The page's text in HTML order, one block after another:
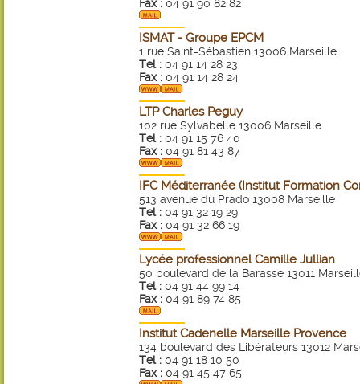
Fax : 04 91 90 82 82
ISMAT - Groupe EPCM
1 rue Saint-Sébastien 13006 Marseille
Tel : 04 91 14 28 23
Fax : 04 91 14 28 24
LTP Charles Peguy
102 rue Sylvabelle 13006 Marseille
Tel : 04 91 15 76 40
Fax : 04 91 81 43 87
IFC Méditerranée (Institut Formation
513 avenue du Prado 13008 Marseille
Tel : 04 91 32 19 29
Fax : 04 91 32 66 19
Lycée professionnel Camille Jullian
50 boulevard de la Barasse 13011
Tel : 04 91 44 99 14
Fax : 04 91 89 74 85
Institut Cadenelle Marseille Provence
134 boulevard des Libérateurs 13012
Tel : 04 91 18 10 50
Fax : 04 91 45 47 65